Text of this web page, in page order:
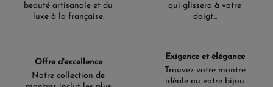
beauté artisanale et du
luxe à la française.
qui glissera à votre
doigt...
Offre d'excellence
Notre collection de
Exigence et élégance
Trouvez votre montre
idéale ou votre bijou